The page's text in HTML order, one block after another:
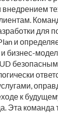
для
и
бизнес-
к
Эта команда